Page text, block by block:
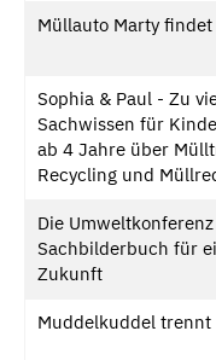
Müllauto Marty
Sophia & Paul - Zu
Sachwissen für
ab 4 Jahre über
Recycling und
Die
Sachbilderbuch für
Zukunft
Muddelkuddel trennt